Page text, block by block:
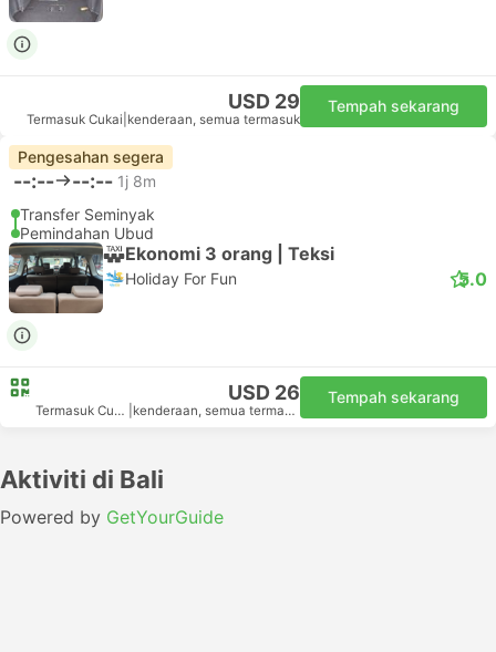
USD 29
Termasuk Cukai kenderaan, semua termasuk
Tempah sekarang
Pengesahan segera
--:-- --:-- 1j 8m
Transfer Seminyak
Pemindahan Ubud
Ekonomi 3 orang | Teksi
Holiday For Fun 5.0
USD 26
Termasuk Cukai kenderaan, semua termasuk
Tempah sekarang
Aktiviti di Bali
Powered by GetYourGuide